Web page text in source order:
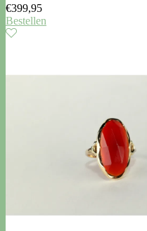
€399,95
Bestellen